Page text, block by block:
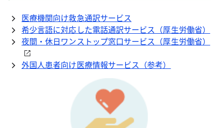
医療機関向け救急通訳サービス
希少言語に対応した電話通訳サービス（厚生労働省）
夜間・休日ワンストップ窓口サービス（厚生労働省）
外国人患者向け医療情報サービス（参考）